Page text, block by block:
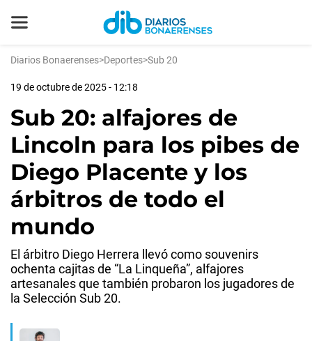
Diarios Bonaerenses>Deportes>Sub 20
19 de octubre de 2025 - 12:18
Sub 20: alfajores de
Lincoln para los pibes de
Diego Placente y los
árbitros de todo el
mundo
El árbitro Diego Herrera llevó como souvenirs
ochenta cajitas de “La Linqueña”, alfajores
artesanales que también probaron los jugadores de
la Selección Sub 20.